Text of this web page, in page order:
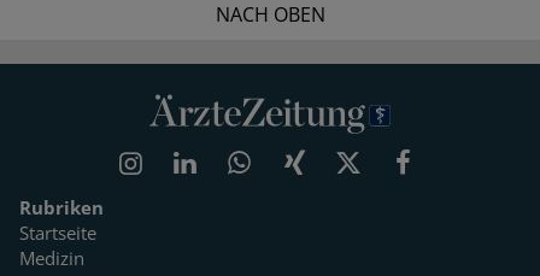
NACH OBEN
Rubriken
Startseite
Medizin